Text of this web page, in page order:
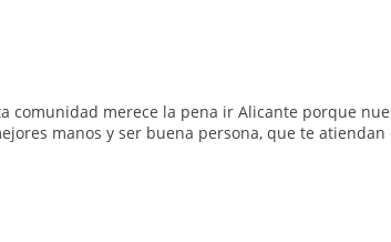
comunidad merece la pena ir Alicante porque
manos y ser buena persona, que te atiendan